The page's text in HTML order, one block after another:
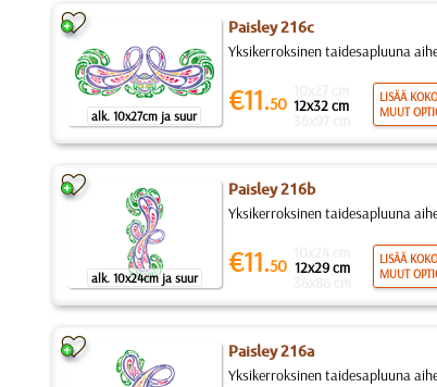
alk. 10x27cm ja suur
Paisley 216c
Yksikerroksinen taidesapluuna
€11.50 12x32 cm
LISÄÄ
MUUT
alk. 10x24cm ja suur
Paisley 216b
Yksikerroksinen taidesapluuna
€11.50 12x29 cm
LISÄÄ
MUUT
Paisley 216a
Yksikerroksinen taidesapluuna